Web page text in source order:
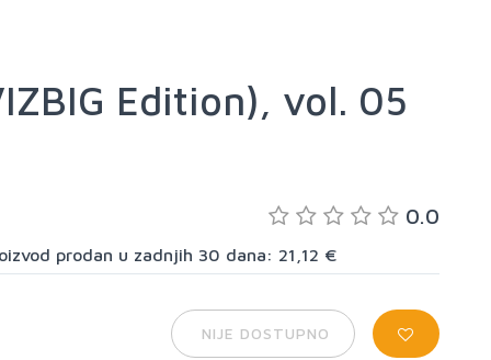
Edition), vol. 05
0.0
prodan u zadnjih 30 dana: 21,12 €
NIJE DOSTUPNO